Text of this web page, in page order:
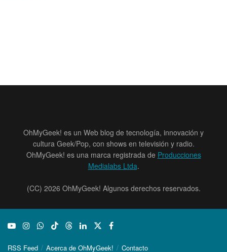
OhMyGeek! es un Web blog de tecnología, innovación y
cultura Geek/Pop, con shows en televisión y radio.
OhMyGeek! es una marca registrada de Producciones
Medialabs Ltda.
(CC) 2026 OhMyGeek! Algunos derechos reservados.
RSS Feed Acerca de OhMyGeek! Contacto